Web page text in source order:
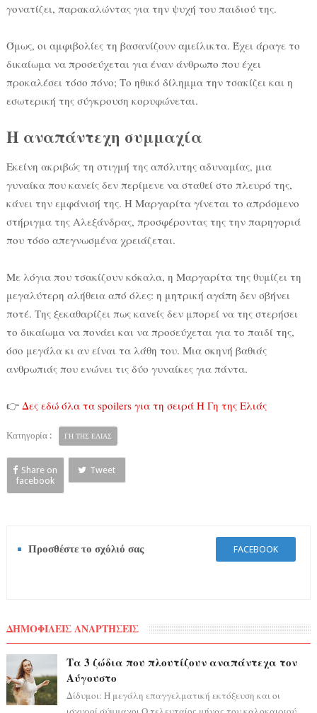
γονατίζει, παρακαλώντας για την ψυχή του παιδιού της.
Όμως, οι αμφιβολίες τη βασανίζουν αμείλικτα. Έχει άραγε το
δικαίωμα να προσεύχεται για έναν άνθρωπο που έχει
προκαλέσει τόσο πόνο; Το ηθικό δίλημμα την τσακίζει και η
εσωτερική της σύγκρουση κορυφώνεται.
Η αναπάντεχη συμμαχία
Εκείνη ακριβώς τη στιγμή της απόλυτης αδυναμίας, μια
γυναίκα που κανείς δεν περίμενε να σταθεί στο πλευρό της,
κάνει την εμφάνισή της. Η Μαργαρίτα γίνεται το απρόσμενο
στήριγμα της Αλεξάνδρας, προσφέροντας της την παρηγοριά
που τόσο απεγνωσμένα χρειάζεται.
Με λόγια που τσακίζουν κόκαλα, η Μαργαρίτα της θυμίζει τη
μεγαλύτερη αλήθεια από όλες: η μητρική αγάπη δεν σβήνει
ποτέ. Της ξεκαθαρίζει πως κανείς δεν μπορεί να της στερήσει
το δικαίωμα να πονάει και να προσεύχεται για το παιδί της,
όσο μεγάλα κι αν είναι τα λάθη του. Μια σκηνή βαθιάς
ανθρωπιάς που ενώνει τις δύο γυναίκες για πάντα.
👉 Δες εδώ όλα τα spoilers για τη σειρά Η Γη της Ελιάς
Κατηγορία : ΓΗ ΤΗΣ ΕΛΙΑΣ
Share on
facebook
Tweet
Προσθέστε το σχόλιό σας FACEBOOK
ΔΗΜΟΦΙΛΕΙΣ ΑΝΑΡΤΗΣΕΙΣ
Τα 3 ζώδια που πλουτίζουν αναπάντεχα τον
Αύγουστο
Δίδυμοι: Η μεγάλη επαγγελματική εκτόξευση και οι